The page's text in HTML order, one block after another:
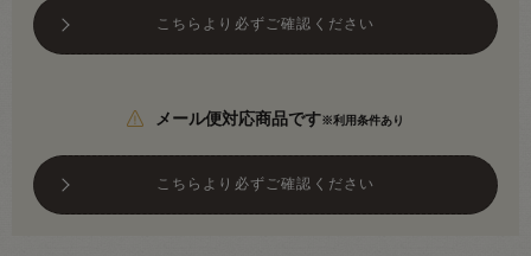
こちらより必ずご確認ください
メール便対応商品です※利用条件あり
こちらより必ずご確認ください